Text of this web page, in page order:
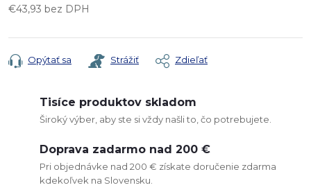
€43,93 bez DPH
cena:
Opýtať sa Strážiť Zdieľať
Tisíce produktov skladom
Široký výber, aby ste si vždy našli to, čo potrebujete.
Doprava zadarmo nad 200 €
Pri objednávke nad 200 € získate doručenie zdarma
kdekoľvek na Slovensku.